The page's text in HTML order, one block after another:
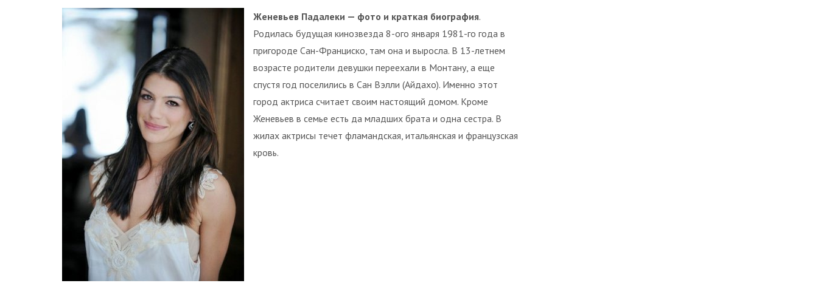
Женевьев Падалеки — фото и краткая биография.
Родилась будущая кинозвезда 8-ого января 1981-го года в
пригороде Сан-Франциско, там она и выросла. В 13-летнем
возрасте родители девушки переехали в Монтану, а еще
спустя год поселились в Сан Вэлли (Айдахо). Именно этот
город актриса считает своим настоящий домом. Кроме
Женевьев в семье есть да младших брата и одна сестра. В
жилах актрисы течет фламандская, итальянская и французская
кровь.